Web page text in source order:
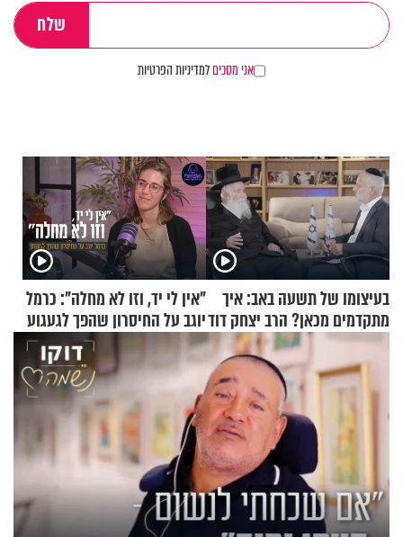
אני מסכיםלמדיניות הפרטיות
בעיצומו של תשעה באב: איך
מתקדמים מכאן? הרב יצחק דוד
גרוסמן בשיחה מיוחדת
"אין לי יד, וזו לא מחלה": כרמל
יוגב על החיסרון שהפך לגעגוע